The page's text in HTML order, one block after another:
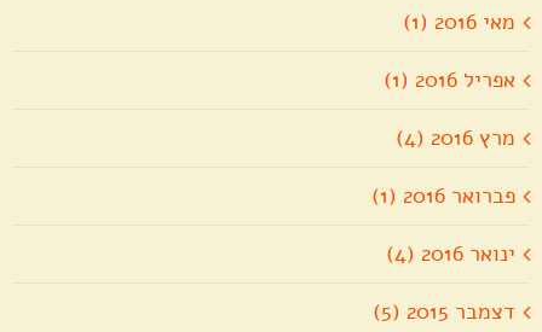
מאי 2016 (1)
אפריל 2016 (1)
מרץ 2016 (4)
פברואר 2016 (1)
ינואר 2016 (4)
דצמבר 2015 (5)